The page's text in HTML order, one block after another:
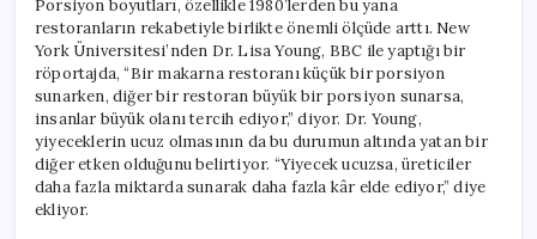
Porsiyon boyutları, özellikle 1980’lerden bu yana
restoranların rekabetiyle birlikte önemli ölçüde arttı. New
York Üniversitesi’nden Dr. Lisa Young, BBC ile yaptığı bir
röportajda, “Bir makarna restoranı küçük bir porsiyon
sunarken, diğer bir restoran büyük bir porsiyon sunarsa,
insanlar büyük olanı tercih ediyor,” diyor. Dr. Young,
yiyeceklerin ucuz olmasının da bu durumun altında yatan bir
diğer etken olduğunu belirtiyor. “Yiyecek ucuzsa, üreticiler
daha fazla miktarda sunarak daha fazla kâr elde ediyor,” diye
ekliyor.